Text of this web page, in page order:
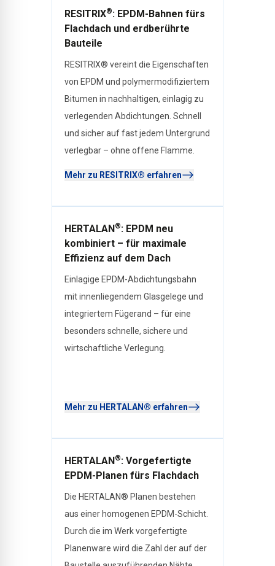
RESITRIX®: EPDM-Bahnen fürs
Flachdach und erdberührte
Bauteile
RESITRIX® vereint die Eigenschaften
von EPDM und polymermodifiziertem
Bitumen in nachhaltigen, einlagig zu
verlegenden Abdichtungen. Schnell
und sicher auf fast jedem Untergrund
verlegbar – ohne offene Flamme.
Mehr zu RESITRIX® erfahren
HERTALAN®: EPDM neu
kombiniert – für maximale
Effizienz auf dem Dach
Einlagige EPDM-Abdichtungsbahn
mit innenliegendem Glasgelege und
integriertem Fügerand – für eine
besonders schnelle, sichere und
wirtschaftliche Verlegung.
Mehr zu HERTALAN® erfahren
HERTALAN®: Vorgefertigte
EPDM-Planen fürs Flachdach
Die HERTALAN® Planen bestehen
aus einer homogenen EPDM-Schicht.
Durch die im Werk vorgefertigte
Planenware wird die Zahl der auf der